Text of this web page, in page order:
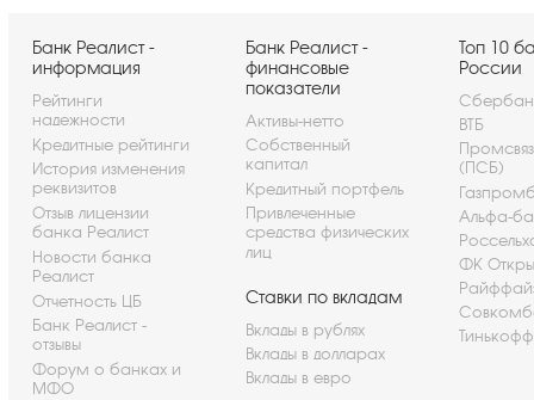
Банк Реалист -
информация
Рейтинги
надежности
Кредитные рейтинги
История изменения
реквизитов
Отзыв лицензии
банка Реалист
Новости банка
Реалист
Отчетность ЦБ
Банк Реалист -
отзывы
Форум о банках и
МФО
Банк Реалист -
финансовые
показатели
Активы-нетто
Собственный
капитал
Кредитный портфель
Привлеченные
средства физических
лиц
Ставки по вкладам
Вклады в рублях
Вклады в долларах
Вклады в евро
Топ 10
России
ВТБ
(ПСБ)
Альфа-
ФК